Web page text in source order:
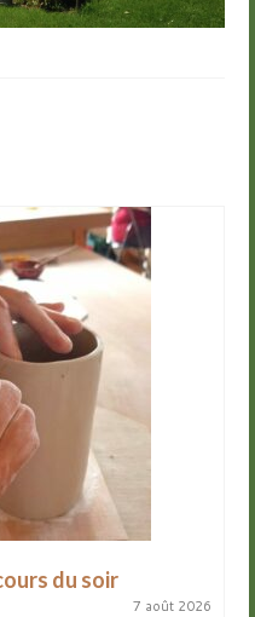
du soir
7 août 2026